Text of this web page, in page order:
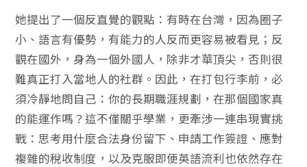
她提出了一個反直覺的觀點：有時在台灣，因為圈子
小、語言有優勢，有能力的人反而更容易被看見；反
觀在國外，身為一個外國人，除非才華頂尖，否則很
難真正打入當地人的社群。因此，在打包行李前，必
須冷靜地問自己：你的長期職涯規劃，在那個國家真
的能運作嗎？這不僅關乎學業，更牽涉一連串現實挑
戰：思考用什麼合法身份留下、申請工作簽證、應對
複雜的稅收制度，以及克服即便英語流利也依然存在